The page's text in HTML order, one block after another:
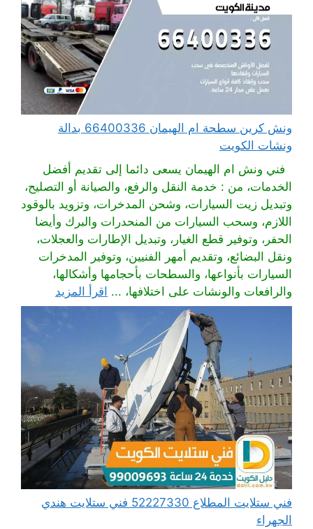
ونش كرين سطحة ام الهيمان 66400336 بدالة
ونشات الكويت
فني ونش ام الهيمان يسعى دائما إلى تقديم أفضل
الخدمات، من : خدمة النقل والرفع، والصيانة أو التصليح،
وتبديل زيت السيارات، وشحن المدخرات، وتزويد بالوقود
اللازم، وسحب السيارات من المنحدرات والبرك وأيضا
الحفر، وتوفير قطع الغيار، وتبديل الإطارات والعجلات،
ونقل البضائع، وتقديم أمهر الفنيين، وتوفير المدخرات
السيارات بأنواعها، والسطحات بأحجامها وأشكالها،
والرافعات والونشات على اختلافها، ... اقرأ المزيد
فني ستلايت المطلاع 52227330 فني ستلايت هندي
الجهراء